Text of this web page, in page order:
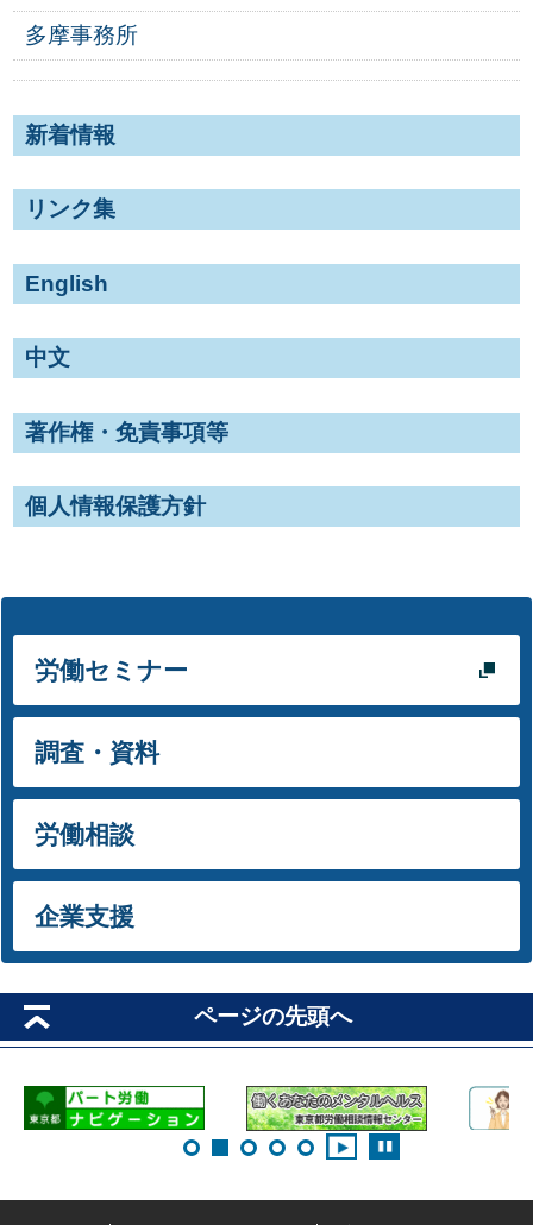
多摩事務所
新着情報
リンク集
English
中文
著作権・免責事項等
個人情報保護方針
労働セミナー
調査・資料
労働相談
企業支援
ページの先頭へ